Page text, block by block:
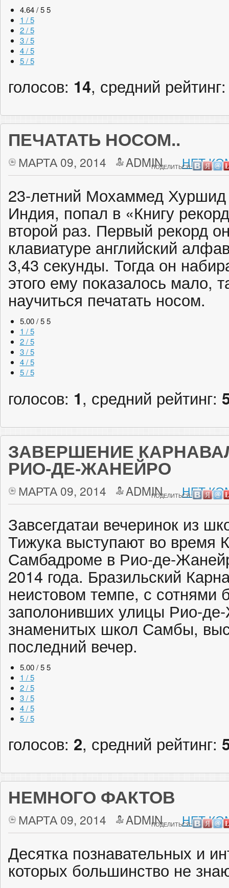
4.64 / 5 5
1 / 5
2 / 5
3 / 5
4 / 5
5 / 5
голосов: 14, средний
ПЕЧАТАТЬ НОСОМ..
МАРТА 09, 2014 ADMIN НЕТ
ПОДЕЛИТЬСЯ:
23-летний Мохаммед
Индия, попал в «Книгу
второй раз. Первый рекорд
клавиатуре английский
3,43 секунды. Тогда он
этого ему показалось мало,
научиться печатать носом.
5.00 / 5 5
1 / 5
2 / 5
3 / 5
4 / 5
5 / 5
голосов: 1, средний рейтинг:
ЗАВЕРШЕНИЕ
РИО-ДЕ-ЖАНЕЙРО
МАРТА 09, 2014 ADMIN НЕТ
ПОДЕЛИТЬСЯ:
Завсегдатаи вечеринок из
Тижука выступают во время
Самбадроме в Рио-де-
2014 года. Бразильский
неистовом темпе, с сотнями
заполонивших улицы Рио-
знаменитых школ Самбы,
последний вечер.
5.00 / 5 5
1 / 5
2 / 5
3 / 5
4 / 5
5 / 5
голосов: 2, средний рейтинг:
НЕМНОГО ФАКТОВ
МАРТА 09, 2014 ADMIN НЕТ
ПОДЕЛИТЬСЯ:
Десятка познавательных и
которых большинство не